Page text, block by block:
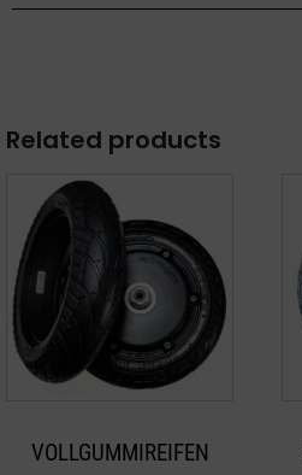
Related products
VOLLGUMMIREIFEN